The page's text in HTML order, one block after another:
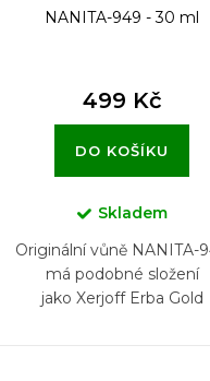
NANITA-949 - 30 ml
499 Kč
DO KOŠÍKU
Skladem
Originální vůně NANITA-
má podobné složení
jako Xerjoff Erba Gold